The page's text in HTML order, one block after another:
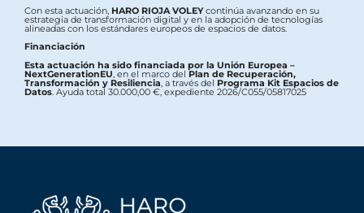
Con esta actuación, HARO RIOJA VOLEYcontinúa avanzando en su
estrategia de transformación digital y en la adopción de tecnologías
alineadas con los estándares europeos de espacios de datos.
Financiación
Esta actuación ha sido financiada por la Unión Europea –
NextGenerationEU , en el marco delPlan de Recuperación,
Transformación y Resiliencia , a través del Programa Kit Espacios de
Datos . Ayuda total 30.000,00 €, expediente 2026/C055/05817025